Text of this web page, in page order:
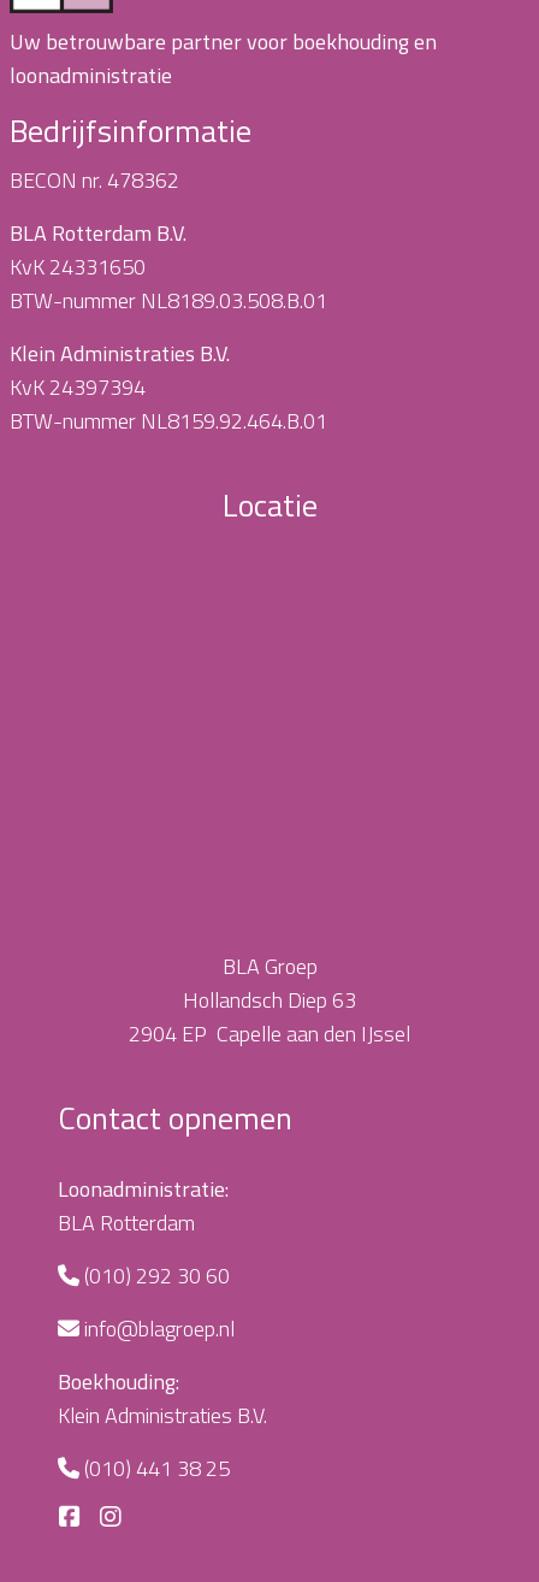
Uw betrouwbare partner voor boekhouding en
loonadministratie
Bedrijfsinformatie
BECON nr. 478362
BLA Rotterdam B.V.
KvK 24331650
BTW-nummer NL8189.03.508.B.01
Klein Administraties B.V.
KvK 24397394
BTW-nummer NL8159.92.464.B.01
Locatie
BLA Groep
Hollandsch Diep 63
2904 EP Capelle aan den IJssel
Contact opnemen
Loonadministratie:
BLA Rotterdam
(010) 292 30 60
info@blagroep.nl
Boekhouding:
Klein Administraties B.V.
(010) 441 38 25